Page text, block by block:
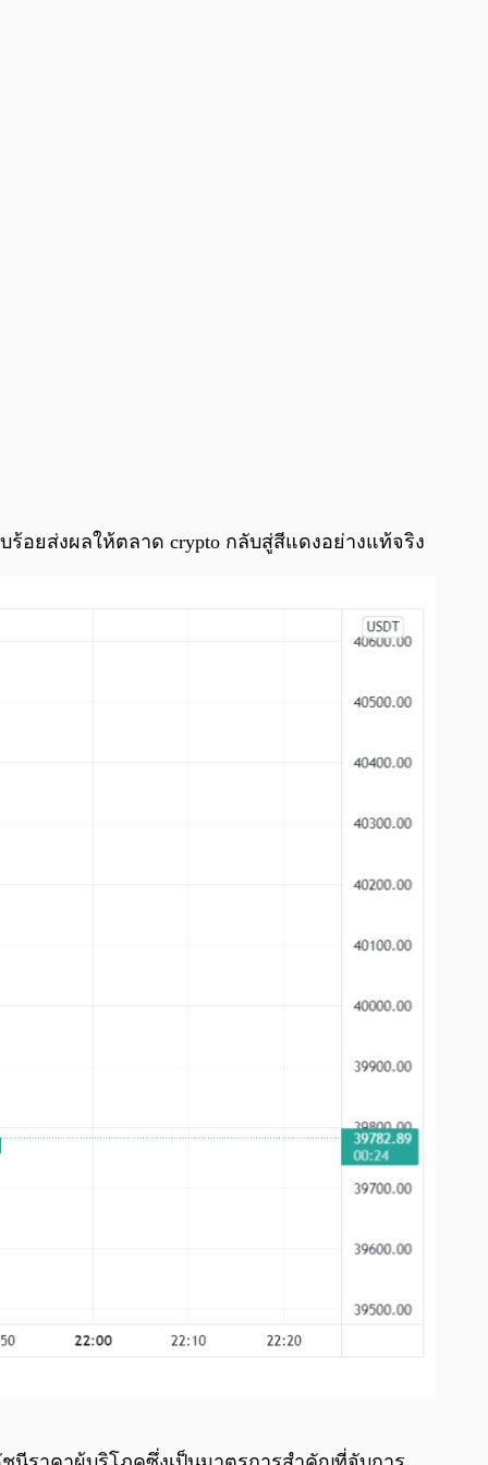
0:00 0:00
ร้อยส่งผลให้ตลาด crypto กลับสู่สีแดงอย่างแท้จริง